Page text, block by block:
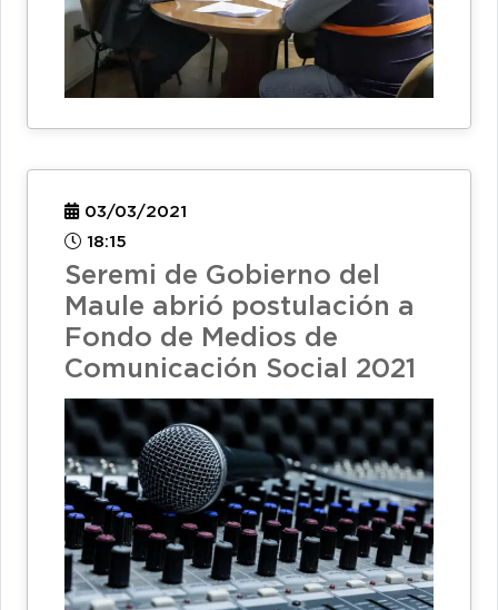
03/03/2021
18:15
Seremi de Gobierno del
Maule abrió postulación a
Fondo de Medios de
Comunicación Social 2021